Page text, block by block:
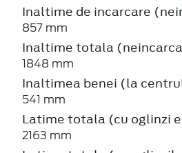
Inaltime de incarcare
857 mm
Inaltime totala
1848 mm
Inaltimea benei (la
541 mm
Latime totala (cu oglinzi
2163 mm